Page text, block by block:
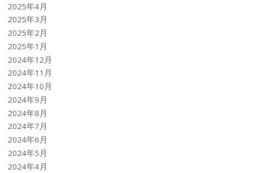
2025年4月
2025年3月
2025年2月
2025年1月
2024年12月
2024年11月
2024年10月
2024年9月
2024年8月
2024年7月
2024年6月
2024年5月
2024年4月